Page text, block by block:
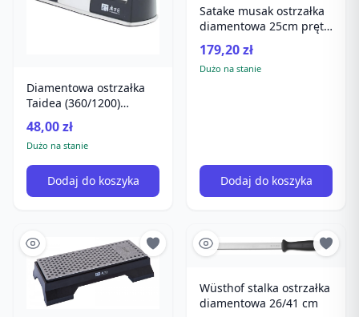
Diamentowa ostrzałka
Taidea (360/1200)
TG1007
48,00 zł
Dużo na stanie
Dodaj do koszyka
Satake musak ostrzałka
diamentowa 25cm pręt
179,20 zł
Dużo na stanie
Dodaj do koszyka
Wüsthof stalka ostrzałka
diamentowa 26/41 cm